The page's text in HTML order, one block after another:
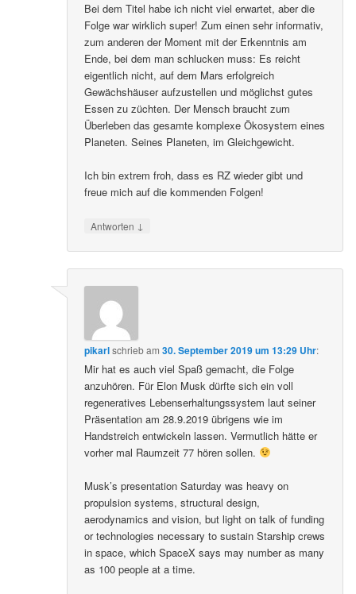
Bei dem Titel habe ich nicht viel erwartet, aber die
Folge war wirklich super! Zum einen sehr informativ,
zum anderen der Moment mit der Erkenntnis am
Ende, bei dem man schlucken muss: Es reicht
eigentlich nicht, auf dem Mars erfolgreich
Gewächshäuser aufzustellen und möglichst gutes
Essen zu züchten. Der Mensch braucht zum
Überleben das gesamte komplexe Ökosystem eines
Planeten. Seines Planeten, im Gleichgewicht.
Ich bin extrem froh, dass es RZ wieder gibt und
freue mich auf die kommenden Folgen!
Antworten ↓
pikarlschriebam30. September 2019 um 13:29 Uhr:
Mir hat es auch viel Spaß gemacht, die Folge
anzuhören. Für Elon Musk dürfte sich ein voll
regeneratives Lebenserhaltungssystem laut seiner
Präsentation am 28.9.2019 übrigens wie im
Handstreich entwickeln lassen. Vermutlich hätte er
vorher mal Raumzeit 77 hören sollen.
Musk’s presentation Saturday was heavy on
propulsion systems, structural design,
aerodynamics and vision, but light on talk of funding
or technologies necessary to sustain Starship crews
in space, which SpaceX says may number as many
as 100 people at a time.